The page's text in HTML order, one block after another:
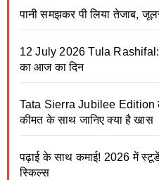
पानी समझकर पी लिया तेजाब,
12 July 2026 Tula Rashifal:
का आज का दिन
Tata Sierra Jubilee Edition
कीमत के साथ जानिए क्या है खास
पढ़ाई के साथ कमाई! 2026 में
स्किल्स